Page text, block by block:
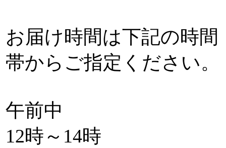
お届け時間は下記の時間
帯からご指定ください。
午前中
12時～14時